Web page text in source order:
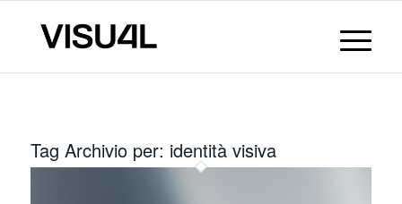
Tag Archivio per: identità visiva